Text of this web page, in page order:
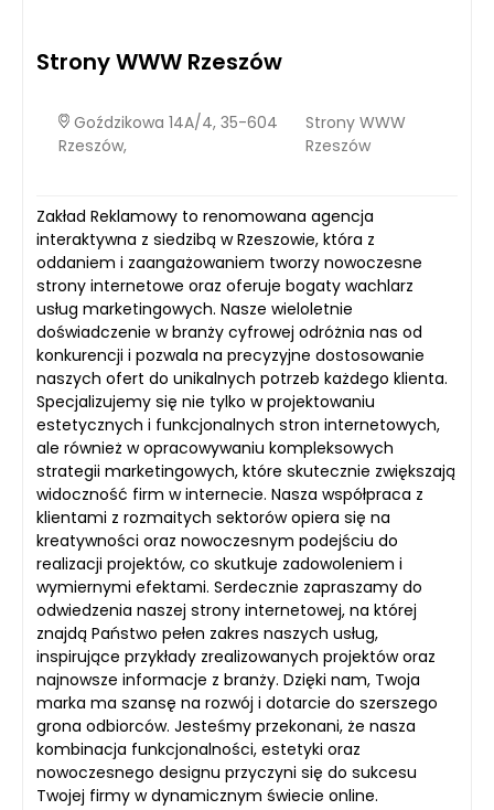
Strony WWW Rzeszów
Goździkowa 14A/4, 35-604
Rzeszów,
Strony WWW
Rzeszów
Zakład Reklamowy to renomowana agencja
interaktywna z siedzibą w Rzeszowie, która z
oddaniem i zaangażowaniem tworzy nowoczesne
strony internetowe oraz oferuje bogaty wachlarz
usług marketingowych. Nasze wieloletnie
doświadczenie w branży cyfrowej odróżnia nas od
konkurencji i pozwala na precyzyjne dostosowanie
naszych ofert do unikalnych potrzeb każdego klienta.
Specjalizujemy się nie tylko w projektowaniu
estetycznych i funkcjonalnych stron internetowych,
ale również w opracowywaniu kompleksowych
strategii marketingowych, które skutecznie zwiększają
widoczność firm w internecie. Nasza współpraca z
klientami z rozmaitych sektorów opiera się na
kreatywności oraz nowoczesnym podejściu do
realizacji projektów, co skutkuje zadowoleniem i
wymiernymi efektami. Serdecznie zapraszamy do
odwiedzenia naszej strony internetowej, na której
znajdą Państwo pełen zakres naszych usług,
inspirujące przykłady zrealizowanych projektów oraz
najnowsze informacje z branży. Dzięki nam, Twoja
marka ma szansę na rozwój i dotarcie do szerszego
grona odbiorców. Jesteśmy przekonani, że nasza
kombinacja funkcjonalności, estetyki oraz
nowoczesnego designu przyczyni się do sukcesu
Twojej firmy w dynamicznym świecie online.